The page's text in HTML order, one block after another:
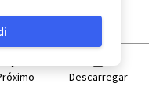
Descarregar